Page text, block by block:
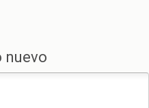
nuevo